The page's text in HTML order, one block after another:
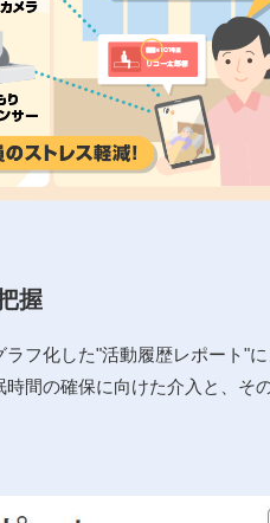
握
フ化した"活動履歴レポート"
間の確保に向けた介入と、